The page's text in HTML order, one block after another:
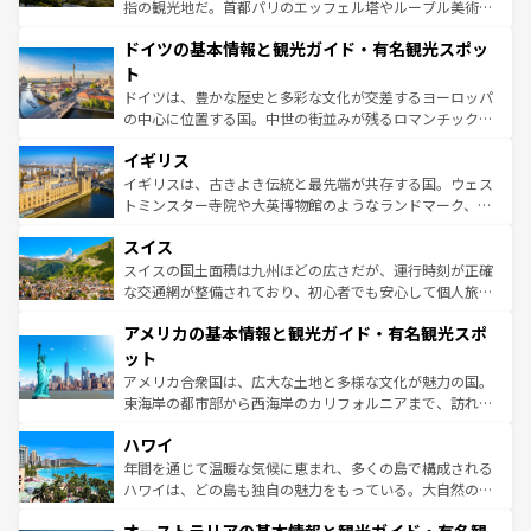
せる。地方によって風土や気候が異なるスペインはその個
ンテンツ一覧 を参照してほしい。
指の観光地だ。首都パリのエッフェル塔やルーブル美術館
で、幅広い魅力が詰まっている。華麗な宮殿、歴史的な大
聖堂、美しいビーチ、そして豊かな自然が、訪れる者を心
から魅了する。また、フランスは美食の国としても知ら
れ、フランス料理はユネスコ無形文化遺産にも登録されて
香り高いラベンダー畑など、多彩な楽しみ方が可能だ。さ
らに、パリ以外の地域にも魅力が溢れており、どの街角に
も豊かな歴史と文化が息づいている。パリ以外の個性あふ
を参照してほしい。
ドイツの基本情報と観光ガイド・有名観光スポッ
ト
ドイツは、豊かな歴史と多彩な文化が交差するヨーロッパ
の中心に位置する国。中世の街並みが残るロマンチック街
顔を持つこの国は、どこを歩いても飽きることがない。ベ
ルリンの文化的活気、バイエルン州のアルプスの絶景、そ
してライン川沿いのワイン畑といった風景は必見。ビール
は、お酒好きな人にはぜひ体験してほしい。 なお、新着の
ドイツ情報はコンテンツ一覧を参照してほしい。
イギリス
イギリスは、古きよき伝統と最先端が共存する国。ウェス
トミンスター寺院や大英博物館のようなランドマーク、歴
リアごとに異なる魅力がある。また、優雅なアフタヌーン
ティー、ビール好きにはたまらない英国パブ、サッカー観
戦など、本場だからこそできる体験も豊富。イギリスを旅
ンツ一覧を参照してほしい。
スイス
スイスの国土面積は九州ほどの広さだが、運行時刻が正確
な交通網が整備されており、初心者でも安心して個人旅行
の建物がそのまま残る町や、スイスならではのユニークな
博物館もあり、アルプス観光だけでなく町歩きも満喫する
ことができる。国民の所得が高いため物価も高いが、旅行
者向けの交通パス提供のサービスもあり、うまく活用すれ
着のスイス情報は
アメリカの基本情報と観光ガイド・有名観光スポ
ット
アメリカ合衆国は、広大な土地と多様な文化が魅力の国。
東海岸の都市部から西海岸のカリフォルニアまで、訪れる
のような巨大都市は、観光、ショッピング、エンターテイ
ンメントが詰まった刺激的なスポットだ。一方、アメリカ
西部には大自然が広がり、グランドキャニオンやイエロー
ハワイ
年間を通じて温暖な気候に恵まれ、多くの島で構成される
ハワイは、どの島も独自の魅力をもっている。大自然の神